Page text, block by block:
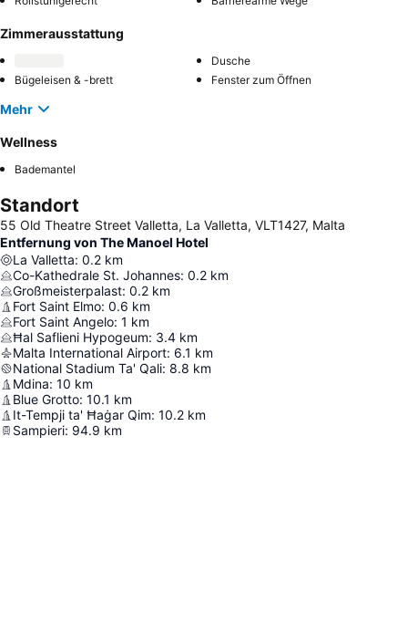
Zimmerausstattung
Dusche
Bügeleisen & -brett
Fenster zum Öffnen
Mehr
Wellness
Bademantel
Standort
55 Old Theatre Street Valletta, La Valletta, VLT1427, Malta
Entfernung von The Manoel Hotel
La Valletta: 0.2 km
Co-Kathedrale St. Johannes: 0.2 km
Großmeisterpalast: 0.2 km
Fort Saint Elmo: 0.6 km
Fort Saint Angelo: 1 km
Ħal Saflieni Hypogeum: 3.4 km
Malta International Airport: 6.1 km
National Stadium Ta' Qali: 8.8 km
Mdina: 10 km
Blue Grotto: 10.1 km
It-Tempji ta' Ħaġar Qim: 10.2 km
Sampieri: 94.9 km